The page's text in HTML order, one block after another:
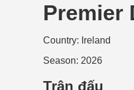
Premier
Country: Ireland
Season: 2026
Trận đấu